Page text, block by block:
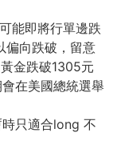
能即將行單邊跌
偏向跌破，留意
金跌破1305元
在美國總統選舉
只適合long 不